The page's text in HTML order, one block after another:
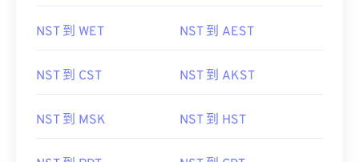
NST 到 WET NST 到 AEST
NST 到 CST NST 到 AKST
NST 到 MSK NST 到 HST